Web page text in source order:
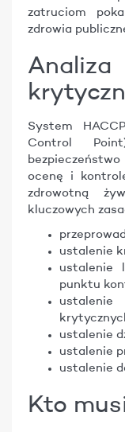
zatruciom
zdrowia
System
Control
ocenę i
zdrowotną
kluczowych
ustalenie
ustalenie
punktu
ustalenie
ustalenie
ustalenie
Kto